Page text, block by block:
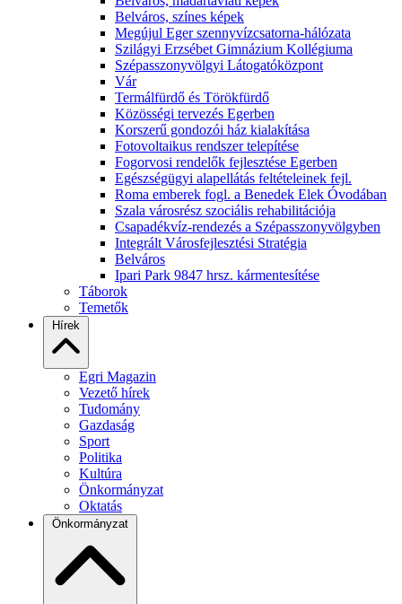
Belváros, színes képek
Megújul Eger szennyvízcsatorna-hálózata
Szilágyi Erzsébet Gimnázium Kollégiuma
Szépasszonyvölgyi Látogatóközpont
Vár
Termálfürdő és Törökfürdő
Közösségi tervezés Egerben
Korszerű gondozói ház kialakítása
Fotovoltaikus rendszer telepítése
Fogorvosi rendelők fejlesztése Egerben
Egészségügyi alapellátás feltételeinek fejl.
Roma emberek fogl. a Benedek Elek Óvodában
Szala városrész szociális rehabilitációja
Csapadékvíz-rendezés a Szépasszonyvölgyben
Integrált Városfejlesztési Stratégia
Belváros
Ipari Park 9847 hrsz. kármentesítése
Táborok
Temetők
Hírek
Egri Magazin
Vezető hírek
Tudomány
Gazdaság
Sport
Politika
Kultúra
Önkormányzat
Oktatás
Önkormányzat